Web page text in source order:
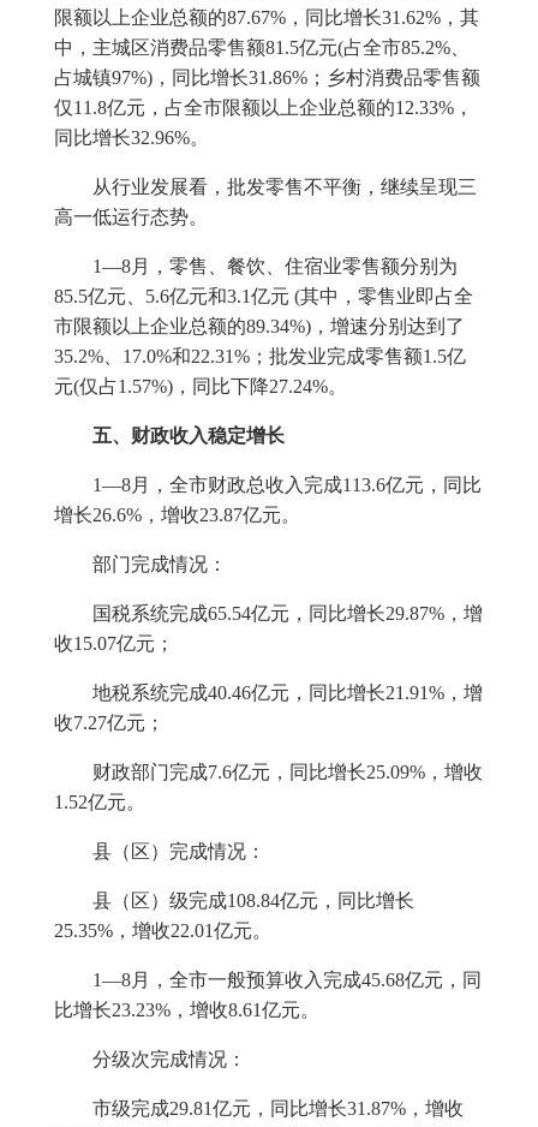
限额以上企业总额的87.67% ，同比增长31.62% ，其
中，主城区消费品零售额81.5亿元(占全市85.2%
占城镇97%) ，同比增长31.86% ；乡村消费品零售额
仅11.8亿元，占全市限额以上企业总额的12.33% ，
同比增长32.96%。
从行业发展看，批发零售不平衡，继续呈现三
高一低运行态势。
1—8月，零售、餐饮、住宿业零售额分别为
85.5亿元、 5.6亿元和3.1亿元 (其中，零售业即占全
市限额以上企业总额的89.34%) ，增速分别达到了
35.2%
17.0%和22.31% ；批发业完成零售额1.5亿
元(仅占1.57%) ，同比下降27.24%。
五、财政收入稳定增长
1—8月，全市财政总收入完成113.6亿元，同比
增长26.6% ，增收23.87亿元。
部门完成情况：
国税系统完成65.54亿元，同比增长29.87% ，增
收15.07亿元；
地税系统完成40.46亿元，同比增长21.91% ，增
收7.27亿元；
财政部门完成7.6亿元，同比增长25.09% ，增收
1.52亿元。
县（区）完成情况：
县（区）级完成108.84亿元，同比增长
25.35% ，增收22.01亿元。
1—8月，全市一般预算收入完成45.68亿元，同
比增长23.23% ，增收8.61亿元。
分级次完成情况：
市级完成29.81亿元，同比增长31.87% ，增收